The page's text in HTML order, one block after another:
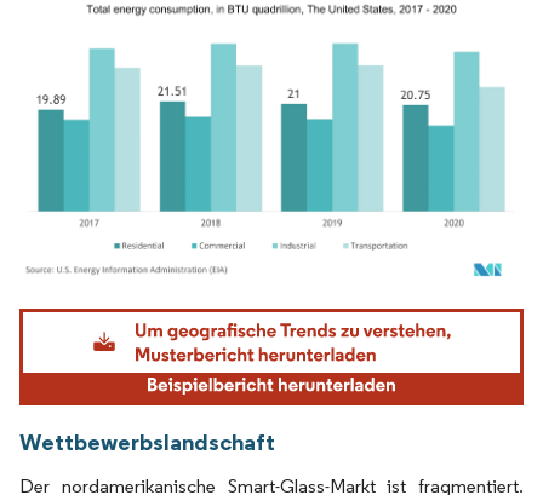
Bild © Mordor Intelligence. Wiederverwendung erfordert Namensnennung gemäß
Wettbewerbslandschaft
Der nordamerikanische Smart-Glass-Markt ist fragmentiert.